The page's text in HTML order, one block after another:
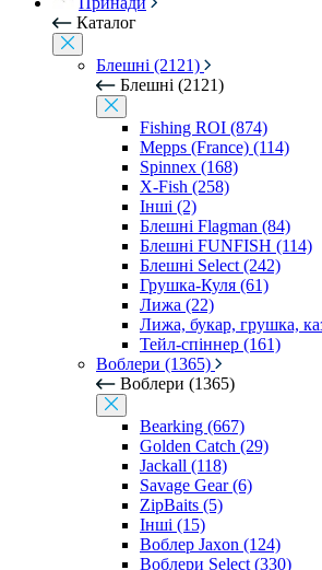
Каталог
Блешні (2121)
Блешні (2121)
Fishing ROI (874)
Mepps (France) (114)
Spinnex (168)
X-Fish (258)
Інші (2)
Блешні Flagman (84)
Блешні FUNFISH (114)
Блешні Select (242)
Грушка-Куля (61)
Лижа (22)
Лижа, букар, грушка,
Тейл-спіннер (161)
Воблери (1365)
Воблери (1365)
Bearking (667)
Golden Catch (29)
Jackall (118)
Savage Gear (6)
ZipBaits (5)
Інші (15)
Воблер Jaxon (124)
Воблери Select (330)